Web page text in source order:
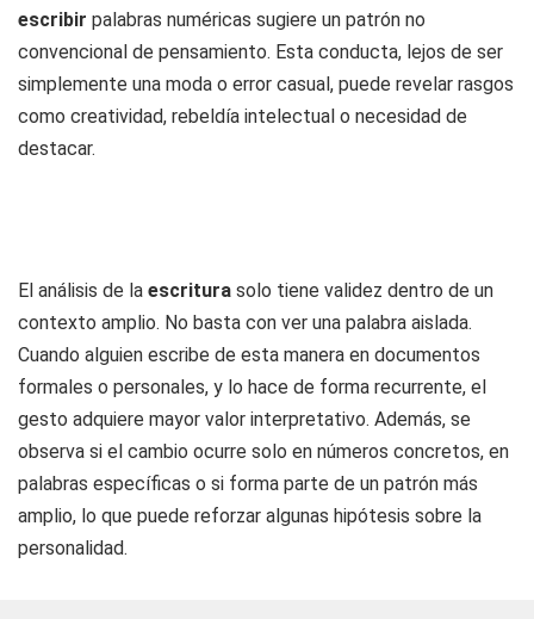
escribir palabras numéricas sugiere un patrón no
convencional de pensamiento. Esta conducta, lejos de ser
simplemente una moda o error casual, puede revelar rasgos
como creatividad, rebeldía intelectual o necesidad de
destacar.
El análisis de la escritura solo tiene validez dentro de un
contexto amplio. No basta con ver una palabra aislada.
Cuando alguien escribe de esta manera en documentos
formales o personales, y lo hace de forma recurrente, el
gesto adquiere mayor valor interpretativo. Además, se
observa si el cambio ocurre solo en números concretos, en
palabras específicas o si forma parte de un patrón más
amplio, lo que puede reforzar algunas hipótesis sobre la
personalidad.